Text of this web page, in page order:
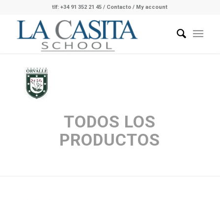
tlf: +34 91 352 21 45 / Contacto/ My account
TODOS LOS
PRODUCTOS